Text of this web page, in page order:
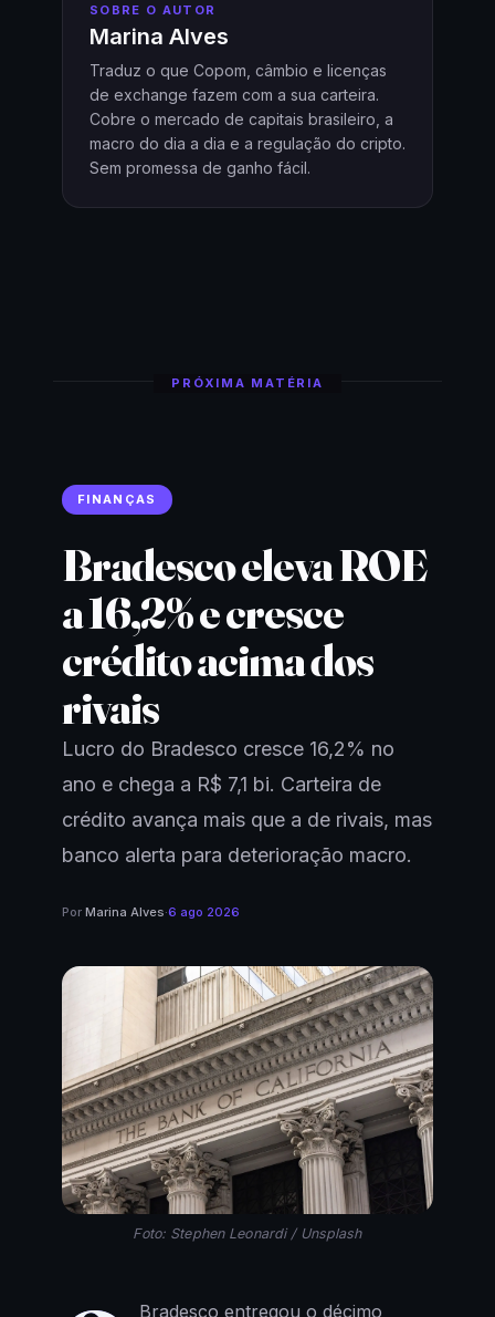
SOBRE O AUTOR
Marina Alves
Traduz o que Copom, câmbio e licenças
de exchange fazem com a sua carteira.
Cobre o mercado de capitais brasileiro, a
macro do dia a dia e a regulação do cripto.
Sem promessa de ganho fácil.
PRÓXIMA MATÉRIA
FINANÇAS
Bradesco eleva ROE
a 16,2% e cresce
crédito acima dos
rivais
Lucro do Bradesco cresce 16,2% no
ano e chega a R$ 7,1 bi. Carteira de
crédito avança mais que a de rivais, mas
banco alerta para deterioração macro.
Por Marina Alves·6 ago 2026
Foto: Stephen Leonardi / Unsplash
Bradesco entregou o décimo